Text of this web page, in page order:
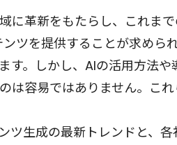
に革新をもたらし、これま
ツを提供することが求めら
す。しかし、AIの活用方法
は容易ではありません。こ
ツ生成の最新トレンドと、